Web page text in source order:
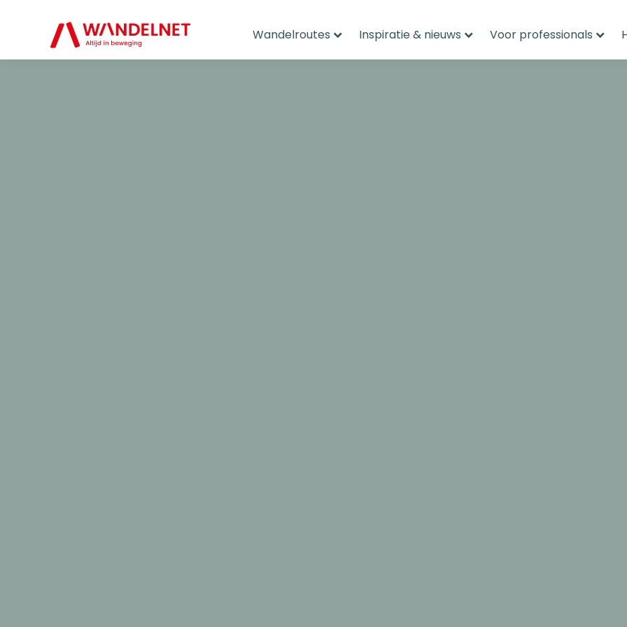
Wandelroutes Inspiratie & nieuws Voor professionals